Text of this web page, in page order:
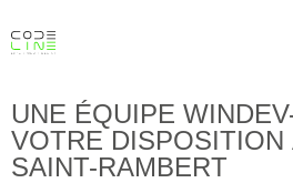
UNE ÉQUIPE
VOTRE DISPOSITION
SAINT-RAMBERT